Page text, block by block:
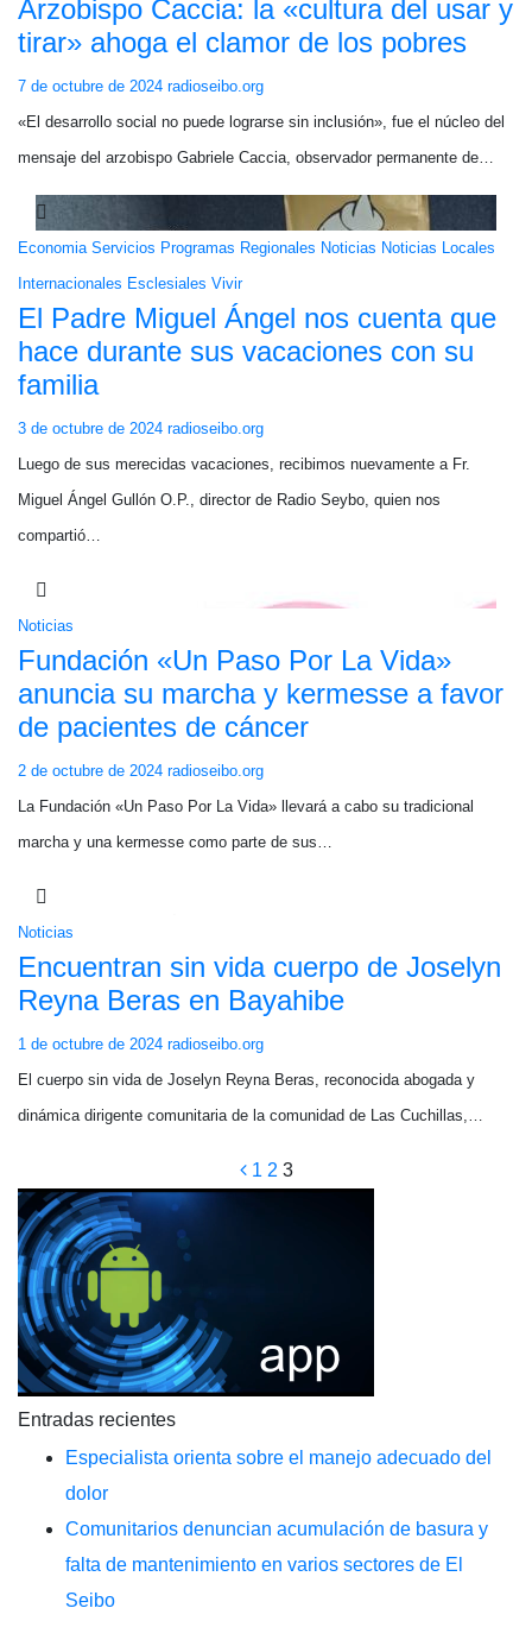
Arzobispo Caccia: la «cultura del usar y
tirar» ahoga el clamor de los pobres
7 de octubre de 2024 radioseibo.org
«El desarrollo social no puede lograrse sin inclusión», fue el núcleo del
mensaje del arzobispo Gabriele Caccia, observador permanente de…
Economia Servicios Programas Regionales Noticias Noticias Locales
Internacionales Esclesiales Vivir
El Padre Miguel Ángel nos cuenta que
hace durante sus vacaciones con su
familia
3 de octubre de 2024 radioseibo.org
Luego de sus merecidas vacaciones, recibimos nuevamente a Fr.
Miguel Ángel Gullón O.P., director de Radio Seybo, quien nos
compartió…
Noticias
Fundación «Un Paso Por La Vida»
anuncia su marcha y kermesse a favor
de pacientes de cáncer
2 de octubre de 2024 radioseibo.org
La Fundación «Un Paso Por La Vida» llevará a cabo su tradicional
marcha y una kermesse como parte de sus…
Noticias
Encuentran sin vida cuerpo de Joselyn
Reyna Beras en Bayahibe
1 de octubre de 2024 radioseibo.org
El cuerpo sin vida de Joselyn Reyna Beras, reconocida abogada y
dinámica dirigente comunitaria de la comunidad de Las Cuchillas,…
Paginación
1 2 3
Entradas recientes
Especialista orienta sobre el manejo adecuado del
dolor
Comunitarios denuncian acumulación de basura y
falta de mantenimiento en varios sectores de El
Seibo